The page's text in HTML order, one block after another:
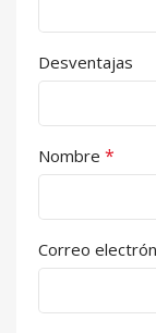
Desventajas
Nombre *
Correo